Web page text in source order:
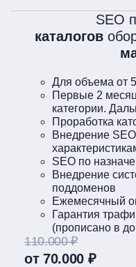
SEO
каталогов
Для объема от
Первые 2
категории.
Проработка
Внедрение
SEO по
Внедрение
поддоменов
Ежемесячный
Гарантия
(прописано в
110.000 ₽
от 70.000 ₽